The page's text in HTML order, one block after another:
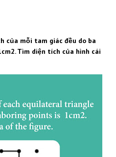
của mỗi tam giác đều do ba
Tìm diện tích của hình cái